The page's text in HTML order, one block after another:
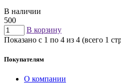
В наличии
500
В корзину
Показано с 1 по 4 из 4 (всего 1
Покупателям
О компании